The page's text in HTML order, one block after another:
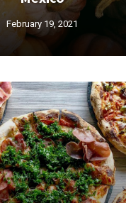
February 19, 2021